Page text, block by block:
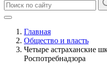
Главная
Общество и власть
Четыре астраханские
Роспотребнадзора